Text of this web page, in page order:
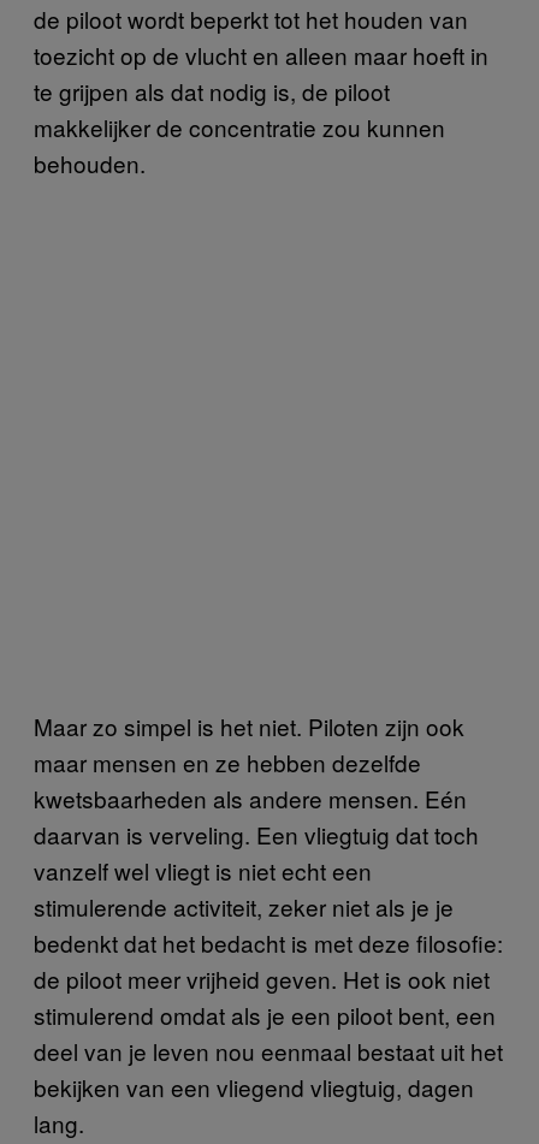
de piloot wordt beperkt tot het houden van
toezicht op de vlucht en alleen maar hoeft in
te grijpen als dat nodig is, de piloot
makkelijker de concentratie zou kunnen
behouden.
Maar zo simpel is het niet. Piloten zijn ook
maar mensen en ze hebben dezelfde
kwetsbaarheden als andere mensen. Eén
daarvan is verveling. Een vliegtuig dat toch
vanzelf wel vliegt is niet echt een
stimulerende activiteit, zeker niet als je je
bedenkt dat het bedacht is met deze filosofie:
de piloot meer vrijheid geven. Het is ook niet
stimulerend omdat als je een piloot bent, een
deel van je leven nou eenmaal bestaat uit het
bekijken van een vliegend vliegtuig, dagen
lang.